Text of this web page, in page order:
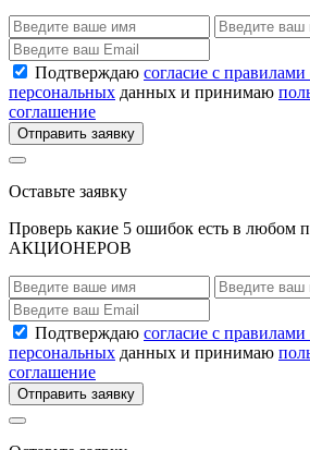
Подтверждаю согласие с правилами
персональных данных и принимаю
соглашение
Отправить заявку
Оставьте заявку
Проверь какие 5 ошибок есть в любом
АКЦИОНЕРОВ
Подтверждаю согласие с правилами
персональных данных и принимаю
соглашение
Отправить заявку